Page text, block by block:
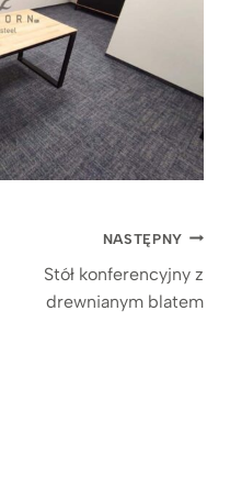
NASTĘPNY
Stół konferencyjny z
drewnianym blatem